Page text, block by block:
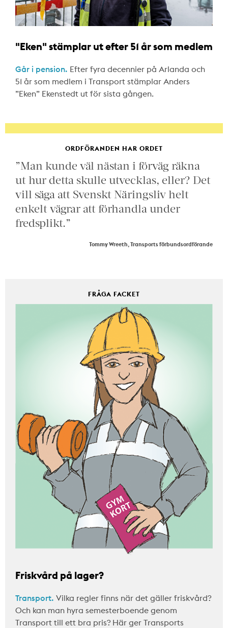
"Eken" stämplar ut efter 51 år som medlem
Går i pension. Efter fyra decennier på Arlanda och
51 år som medlem i Transport stämplar Anders
”Eken” Ekenstedt ut för sista gången.
ORDFÖRANDEN HAR ORDET
”Man kunde väl nästan i förväg räkna
ut hur detta skulle utvecklas, eller? Det
vill säga att Svenskt Näringsliv helt
enkelt vägrar att förhandla under
fredsplikt.”
Tommy Wreeth, Transports förbundsordförande
FRÅGA FACKET
Friskvård på lager?
Transport. Vilka regler finns när det gäller friskvård?
Och kan man hyra semesterboende genom
Transport till ett bra pris? Här ger Transports